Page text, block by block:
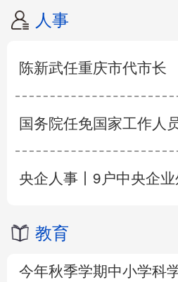
人事
陈新武任重庆市代市长
国务院任免国家工作人
央企人事丨9户中央企
教育
今年秋季学期中小学科